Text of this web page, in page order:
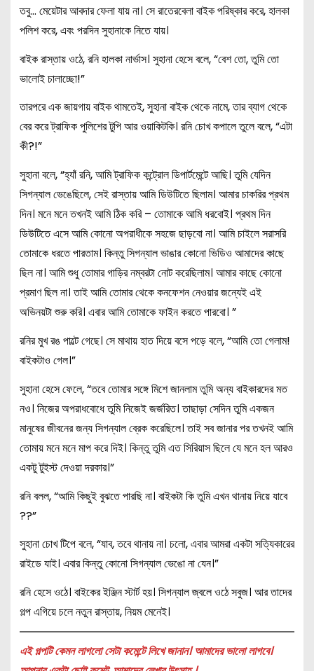
তবু… মেয়েটার আবদার ফেলা যায় না। সে রাতেরবেলা বাইক পরিষ্কার করে, হালকা
পলিশ করে, এবং পরদিন সুহানাকে নিতে যায়।
বাইক রাস্তায় ওঠে, রনি হালকা নার্ভাস। সুহানা হেসে বলে, “বেশ তো, তুমি তো
ভালোই চালাচ্ছো!”
তারপরে এক জায়গায় বাইক থামতেই, সুহানা বাইক থেকে নামে, তার ব্যাগ থেকে
বের করে ট্রাফিক পুলিশের টুপি আর ওয়াকিটকি। রনি চোখ কপালে তুলে বলে, “এটা
কী?!”
সুহানা বলে, “হ্যাঁ রনি, আমি ট্রাফিক কন্ট্রোল ডিপার্টমেন্টে আছি। তুমি যেদিন
সিগন্যাল ভেঙেছিলে, সেই রাস্তায় আমি ডিউটিতে ছিলাম। আমার চাকরির প্রথম
দিন। মনে মনে তখনই আমি ঠিক করি – তোমাকে আমি ধরবোই। প্রথম দিন
ডিউটিতে এসে আমি কোনো অপরাধীকে সহজে ছাড়বো না। আমি চাইলে সরাসরি
তোমাকে ধরতে পারতাম। কিন্তু সিগন্যাল ভাঙার কোনো ভিডিও আমাদের কাছে
ছিল না। আমি শুধু তোমার গাড়ির নম্বরটা নোট করেছিলাম। আমার কাছে কোনো
প্রমাণ ছিল না। তাই আমি তোমার থেকে কনফেশন নেওয়ার জন্যেই এই
অভিনয়টা শুরু করি। এবার আমি তোমাকে ফাইন করতে পারবো। ”
রনির মুখ রঙ পাল্টে গেছে। সে মাথায় হাত দিয়ে বসে পড়ে বলে, “আমি তো গেলাম!
বাইকটাও গেল।”
সুহানা হেসে ফেলে, “তবে তোমার সঙ্গে মিশে জানলাম তুমি অন্য বাইকারদের মত
নও। নিজের অপরাধবোধে তুমি নিজেই জর্জরিত। তাছাড়া সেদিন তুমি একজন
মানুষের জীবনের জন্য সিগন্যাল ব্রেক করেছিলে। তাই সব জানার পর তখনই আমি
তোমায় মনে মনে মাপ করে দিই। কিন্তু তুমি এত সিরিয়াস ছিলে যে মনে হল আরও
একটু টুইস্ট দেওয়া দরকার।”
রনি বলল, “আমি কিছুই বুঝতে পারছি না। বাইকটা কি তুমি এখন থানায় নিয়ে যাবে
??”
সুহানা চোখ টিপে বলে, “যাব, তবে থানায় না। চলো, এবার আমরা একটা সত্যিকারের
রাইডে যাই। এবার কিন্তু কোনো সিগন্যাল ভেঙো না যেন।”
রনি হেসে ওঠে। বাইকের ইঞ্জিন স্টার্ট হয়। সিগন্যাল জ্বলে ওঠে সবুজ। আর তাদের
গল্প এগিয়ে চলে নতুন রাস্তায়, নিয়ম মেনেই।
এই গল্পটি কেমন লাগলো সেটা কমেন্টে লিখে জানান। আমাদের ভালো লাগবে।